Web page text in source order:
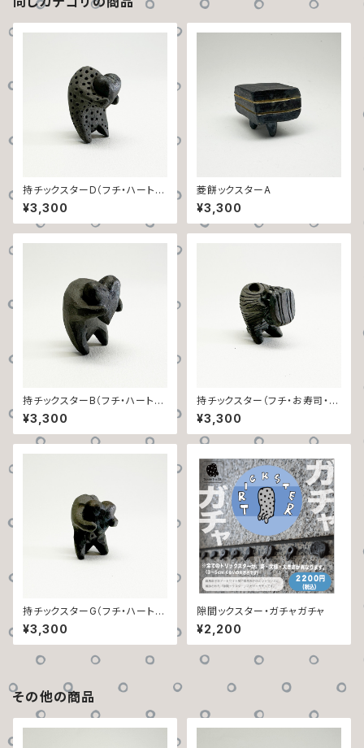
持チックスターD（フチ・ハート・
ドット）
¥3,300
菱餅ックスターA
¥3,300
持チックスターB（フチ・ハート・
お口）
¥3,300
持チックスター（フチ・お寿司・ヨ
コシマ）
¥3,300
持チックスターG（フチ・ハート・
丸ドット）
¥3,300
隙間ックスター・ガチャガチャ
¥2,200
その他の商品